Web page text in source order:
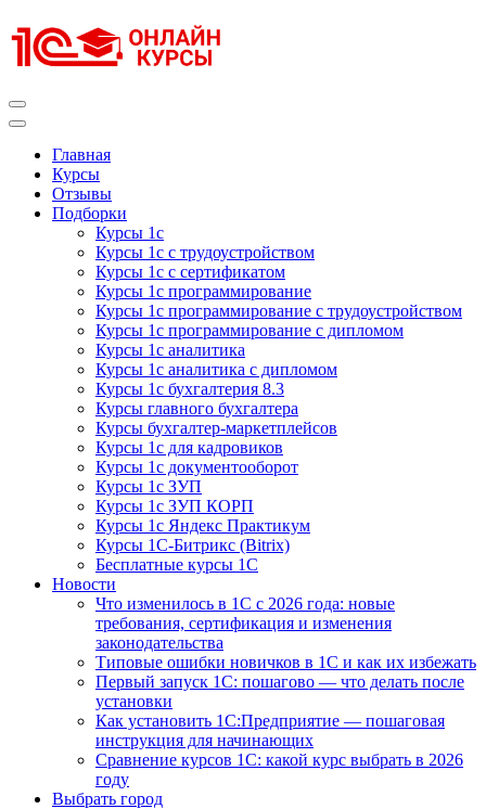
к
содержимому
Главная
Курсы
Отзывы
Подборки
Курсы 1с
Курсы 1с с трудоустройством
Курсы 1с с сертификатом
Курсы 1с программирование
Курсы 1с программирование с трудоустройством
Курсы 1с программирование с дипломом
Курсы 1с аналитика
Курсы 1с аналитика с дипломом
Курсы 1с бухгалтерия 8.3
Курсы главного бухгалтера
Курсы бухгалтер-маркетплейсов
Курсы 1с для кадровиков
Курсы 1с документооборот
Курсы 1с ЗУП
Курсы 1с ЗУП КОРП
Курсы 1с Яндекс Практикум
Курсы 1С-Битрикс (Bitrix)
Бесплатные курсы 1С
Новости
Что изменилось в 1С с 2026 года: новые
требования, сертификация и изменения
законодательства
Типовые ошибки новичков в 1С и как их избежать
Первый запуск 1С: пошагово — что делать после
установки
Как установить 1С:Предприятие — пошаговая
инструкция для начинающих
Сравнение курсов 1С: какой курс выбрать в 2026
году
Выбрать город